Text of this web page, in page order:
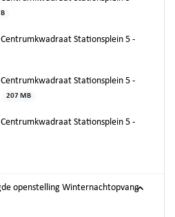
Centrumkwadraat Stationsplein 5 -
Centrumkwadraat Stationsplein 5 -
207 MB
Centrumkwadraat Stationsplein 5 -
openstelling Winternachtopvang